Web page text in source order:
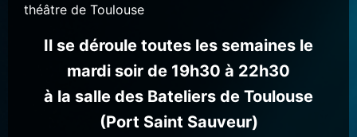
théâtre de Toulouse
Il se déroule toutes les semaines le
mardi soir de 19h30 à 22h30
à la salle des Bateliers de Toulouse
(Port Saint Sauveur)